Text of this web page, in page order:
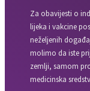
Za obavijesti o
lijeka i vakcine
neželjenih
molimo da iste
zemlji, samom
medicinska